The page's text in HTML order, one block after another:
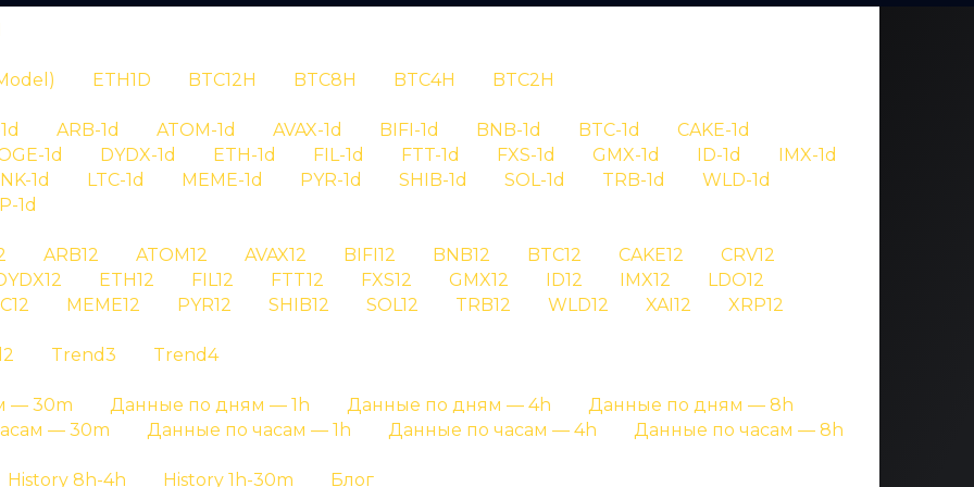
ETH1D BTC12H BTC8H BTC4H
BTC2H
ARB-1d ATOM-1d AVAX-1d BIFI-1d BNB-1d BTC-1d
CAKE-1d
1d DYDX-1d ETH-1d FIL-1d FTT-1d FXS-1d GMX-1d ID-1d
IMX-1d
1d LTC-1d MEME-1d PYR-1d SHIB-1d SOL-1d TRB-1d
WLD-1d
1d
ARB12 ATOM12 AVAX12 BIFI12 BNB12 BTC12 CAKE12
CRV12
ETH12 FIL12 FTT12 FXS12 GMX12 ID12 IMX12
LDO12
MEME12 PYR12 SHIB12 SOL12 TRB12 WLD12 XAI12
XRP12
Trend3
Trend4
— 30m
Данные по дням — 1h Данные по дням — 4h
Данные по дням — 8h
— 30m
Данные по часам — 1h Данные по часам — 4h
Данные по часам — 8h
History 8h-4h History 1h-30m Блог
сигналов btc 1 day
1 day на графике результатов и на отдельных страницах с подробными данными
Главная страница» История сигналов